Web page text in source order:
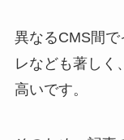
異なるCMS間
レなども著しく
高いです。